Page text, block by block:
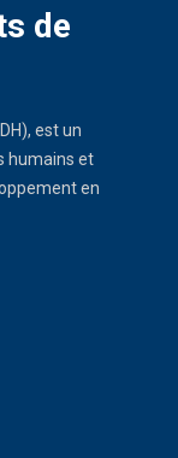
de
est un
humains et
en